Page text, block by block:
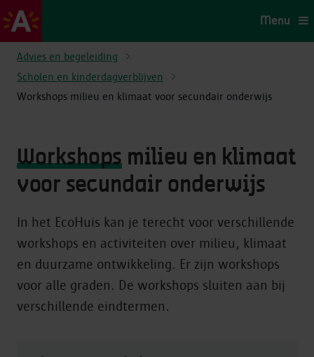
Menu
Advies en begeleiding
Scholen en kinderdagverblijven
Workshops milieu en klimaat voor secundair onderwijs
Workshops milieu en klimaat
voor secundair onderwijs
In het EcoHuis kan je terecht voor verschillende
workshops en activiteiten over milieu, klimaat
en duurzame ontwikkeling. Er zijn workshops
voor alle graden. De workshops sluiten aan bij
verschillende eindtermen.